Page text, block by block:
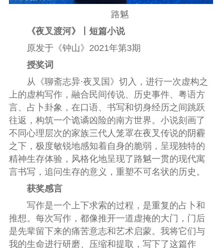
路魆
《夜叉渡河》丨短篇小说
原发于《钟山》2021年第3期
授奖词
从《聊斋志异·夜叉国》切入，进行一次虚构之
上的虚构写作，融合民间传说、历史事件、粤语方
言、占卜卦象，在口语、书写和切身经历之间跳跃
往返，构筑一个诡谲凶险的南方世界。小说刻画了
不同心理层次的家族三代人笼罩在夜叉传说的阴霾
之下，极度敏锐地感知着自身的脆弱，呈现独特的
精神生存体验，风格化地呈现了路魆一贯的现代寓
言书写，追问生存的意义，重塑不可名状的历史。
获奖感言
写作是一个上下求索的过程，是重复的占卜和
推想。每次写作，都像推开一道虚掩的大门，门后
是先辈留下来的痛苦意志和艺术启蒙。我将它们与
我的生命进行研磨、压缩和提取，写下了这篇作